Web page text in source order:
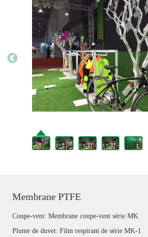
Membrane PTFE
Coupe-vent: Membrane coupe-vent série MK
Plume de duvet: Film respirant de série MK-1